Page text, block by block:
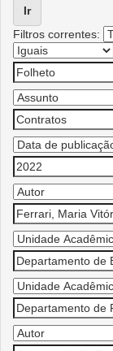
Filtros correntes: